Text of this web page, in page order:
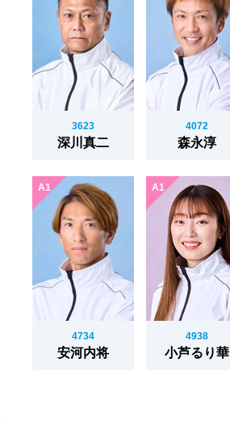
今節出場選手のマル得情報
3623
深川真二
4072
森永淳
4734
安河内将
4938
小芦るり華